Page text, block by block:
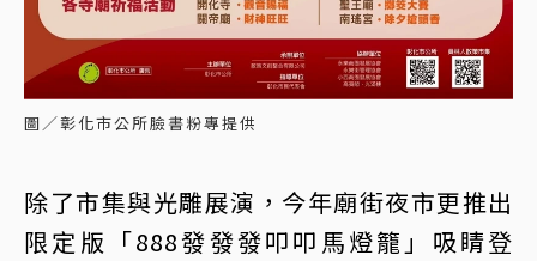
圖／彰化市公所臉書粉專提供
除了市集與光雕展演，今年廟街夜市更推出
限定版「888發發發叩叩馬燈籠」吸睛登